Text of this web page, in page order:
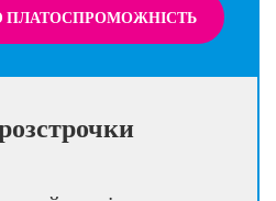
ПЛАТОСПРОМОЖНІСТЬ